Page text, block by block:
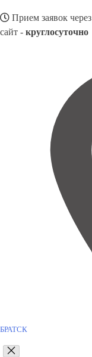
Прием заявок через
сайт - круглосуточно
БРАТСК